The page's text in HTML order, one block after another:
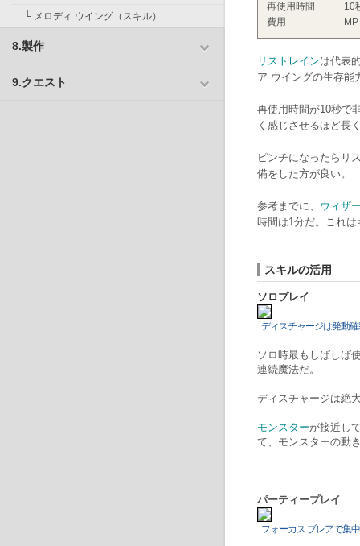
└ メロディ ウイング （ スキル）
8.製作
9.クエスト
再使用時間
10
費用
リストレインは代表
ア ウイングの生存能
再使用時間が10秒で
く感じさせるほど長
ピンチになったらリ
備をした方が良い。
参考までに、 ウィザ
時間は1分だ。これ
スキルの活用
ソロプレイ
ディスチャージは発動
ソロ時最もしばしば
連続魔法だ。
ディスチャージは絶
モンスターが接近し
て、モンスターの動
パーティープレイ
フォーカス ブレアで集